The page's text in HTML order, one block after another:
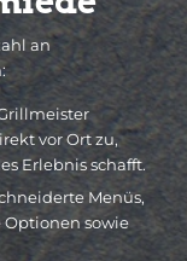
an
vor Ort zu,
Erlebnis schafft.
Menüs,
Optionen sowie